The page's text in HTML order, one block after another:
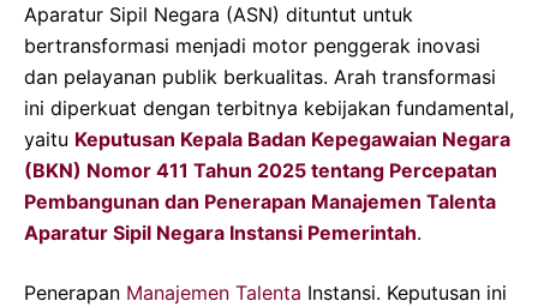
Aparatur Sipil Negara (ASN) dituntut untuk
bertransformasi menjadi motor penggerak inovasi
dan pelayanan publik berkualitas. Arah transformasi
ini diperkuat dengan terbitnya kebijakan fundamental,
yaitu Keputusan Kepala Badan Kepegawaian Negara
(BKN) Nomor 411 Tahun 2025 tentang Percepatan
Pembangunan dan Penerapan Manajemen Talenta
Aparatur Sipil Negara Instansi Pemerintah.
Penerapan Manajemen Talenta Instansi. Keputusan ini